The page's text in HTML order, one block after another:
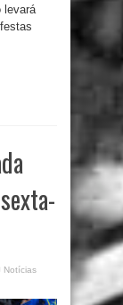
levará
Notícias